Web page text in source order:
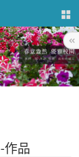
作品